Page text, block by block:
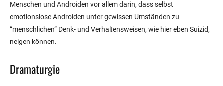
Menschen und Androiden vor allem darin, dass selbst
emotionslose Androiden unter gewissen Umständen zu
“menschlichen” Denk- und Verhaltensweisen, wie hier eben Suizid,
neigen können.
Dramaturgie